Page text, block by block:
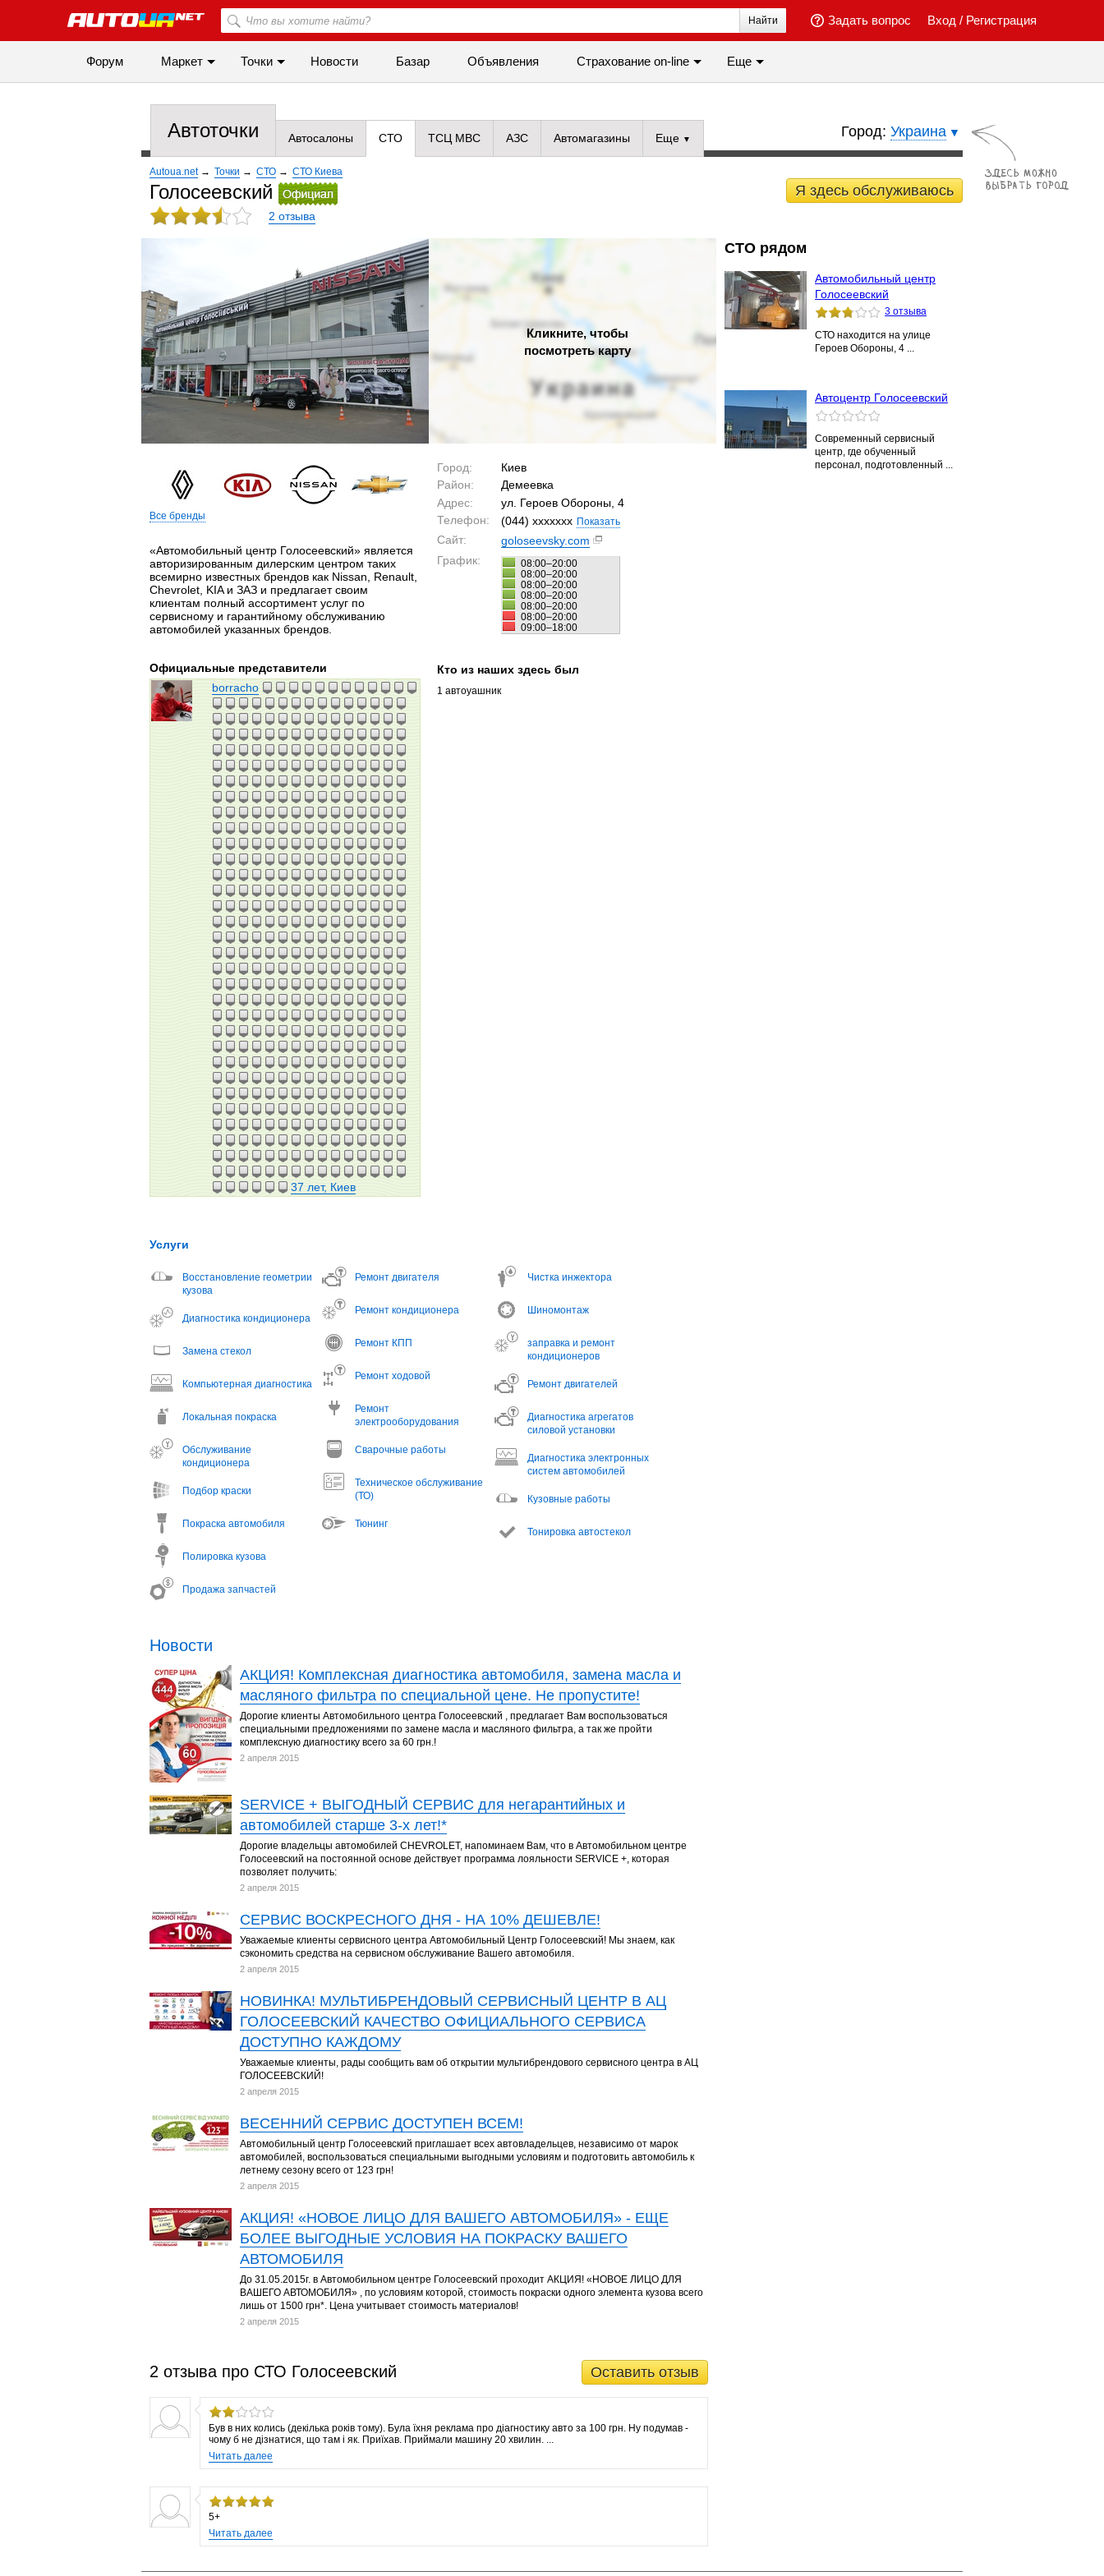
Вход / Регистрация
Задать вопрос
Найти
Форум Маркет Точки Новости Базар Объявления Cтрахование on-line Еще
Город: Украина
Автоточки Автосалоны СТО ТСЦ МВС АЗС Автомагазины Еще
Autoua.net → Точки → СТО → СТО Киева
Я здесь обслуживаюсь
Голосеевский
2 отзыва
Кликните, чтобы
посмотреть карту
Город:
Киев
Район:
Демеевка
Адрес:
ул. Героев Обороны, 4
Телефон:
(044) xxxxxxx Показать
Сайт:
goloseevsky.com
График:
08:00–20:00
08:00–20:00
08:00–20:00
08:00–20:00
08:00–20:00
08:00–20:00
09:00–18:00
Кто из наших здесь был
1 автоуашник
Все бренды
«Автомобильный центр Голосеевский» является
авторизированным дилерским центром таких
всемирно известных брендов как Nissan, Renault,
Chevrolet, KIA и ЗАЗ и предлагает своим
клиентам полный ассортимент услуг по
сервисному и гарантийному обслуживанию
автомобилей указанных брендов.
Официальные представители
borracho
37 лет, Киев
Услуги
Восстановление геометрии
кузова
Диагностика кондиционера
Замена стекол
Компьютерная диагностика
Локальная покраска
Обслуживание
кондиционера
Подбор краски
Покраска автомобиля
Полировка кузова
Продажа запчастей
Ремонт двигателя
Ремонт кондиционера
Ремонт КПП
Ремонт ходовой
Ремонт
электрооборудования
Сварочные работы
Техническое обслуживание
(ТО)
Тюнинг
Чистка инжектора
Шиномонтаж
заправка и ремонт
кондиционеров
Ремонт двигателей
Диагностика агрегатов
силовой установки
Диагностика электронных
систем автомобилей
Кузовные работы
Тонировка автостекол
Новости
АКЦИЯ! Комплексная диагностика автомобиля, замена масла и
масляного фильтра по специальной цене. Не пропустите!
Дорогие клиенты Автомобильного центра Голосеевский , предлагает Вам воспользоваться
специальными предложениями по замене масла и масляного фильтра, а так же пройти
комплексную диагностику всего за 60 грн.!
2 апреля 2015
SERVICE + ВЫГОДНЫЙ СЕРВИС для негарантийных и
автомобилей старше 3-х лет!*
Дорогие владельцы автомобилей СHEVROLET, напоминаем Вам, что в Автомобильном центре
Голосеевский на постоянной основе действует программа лояльности SERVICE +, которая
позволяет получить:
2 апреля 2015
СЕРВИС ВОСКРЕСНОГО ДНЯ - НА 10% ДЕШЕВЛЕ!
Уважаемые клиенты сервисного центра Автомобильный Центр Голосеевский! Мы знаем, как
сэкономить средства на сервисном обслуживание Вашего автомобиля.
2 апреля 2015
НОВИНКА! МУЛЬТИБРЕНДОВЫЙ СЕРВИСНЫЙ ЦЕНТР В АЦ
ГОЛОСЕЕВСКИЙ КАЧЕСТВО ОФИЦИАЛЬНОГО СЕРВИСА
ДОСТУПНО КАЖДОМУ
Уважаемые клиенты, рады сообщить вам об открытии мультибрендового сервисного центра в АЦ
ГОЛОСЕЕВСКИЙ!
2 апреля 2015
ВЕСЕННИЙ СЕРВИС ДОСТУПЕН ВСЕМ!
Автомобильный центр Голосеевский приглашает всех автовладельцев, независимо от марок
автомобилей, воспользоваться специальными выгодными условиям и подготовить автомобиль к
летнему сезону всего от 123 грн!
2 апреля 2015
АКЦИЯ! «НОВОЕ ЛИЦО ДЛЯ ВАШЕГО АВТОМОБИЛЯ» - ЕЩЕ
БОЛЕЕ ВЫГОДНЫЕ УСЛОВИЯ НА ПОКРАСКУ ВАШЕГО
АВТОМОБИЛЯ
До 31.05.2015г. в Автомобильном центре Голосеевский проходит АКЦИЯ! «НОВОЕ ЛИЦО ДЛЯ
ВАШЕГО АВТОМОБИЛЯ» , по условиям которой, стоимость покраски одного элемента кузова всего
лишь от 1500 грн*. Цена учитывает стоимость материалов!
2 апреля 2015
Оставить отзыв
2 отзыва про СТО Голосеевский
Був в них колись (декілька років тому). Була їхня реклама про діагностику авто за 100 грн. Ну подумав -
чому б не дізнатися, що там і як. Приїхав. Приймали машину 20 хвилин. ...
Читать далее
5+
Читать далее
СТО рядом
Автомобильный центр
Голосеевский
3 отзыва
СТО находится на улице
Героев Обороны, 4 ...
Автоцентр Голосеевский
Современный сервисный
центр, где обученный
персонал, подготовленный ...